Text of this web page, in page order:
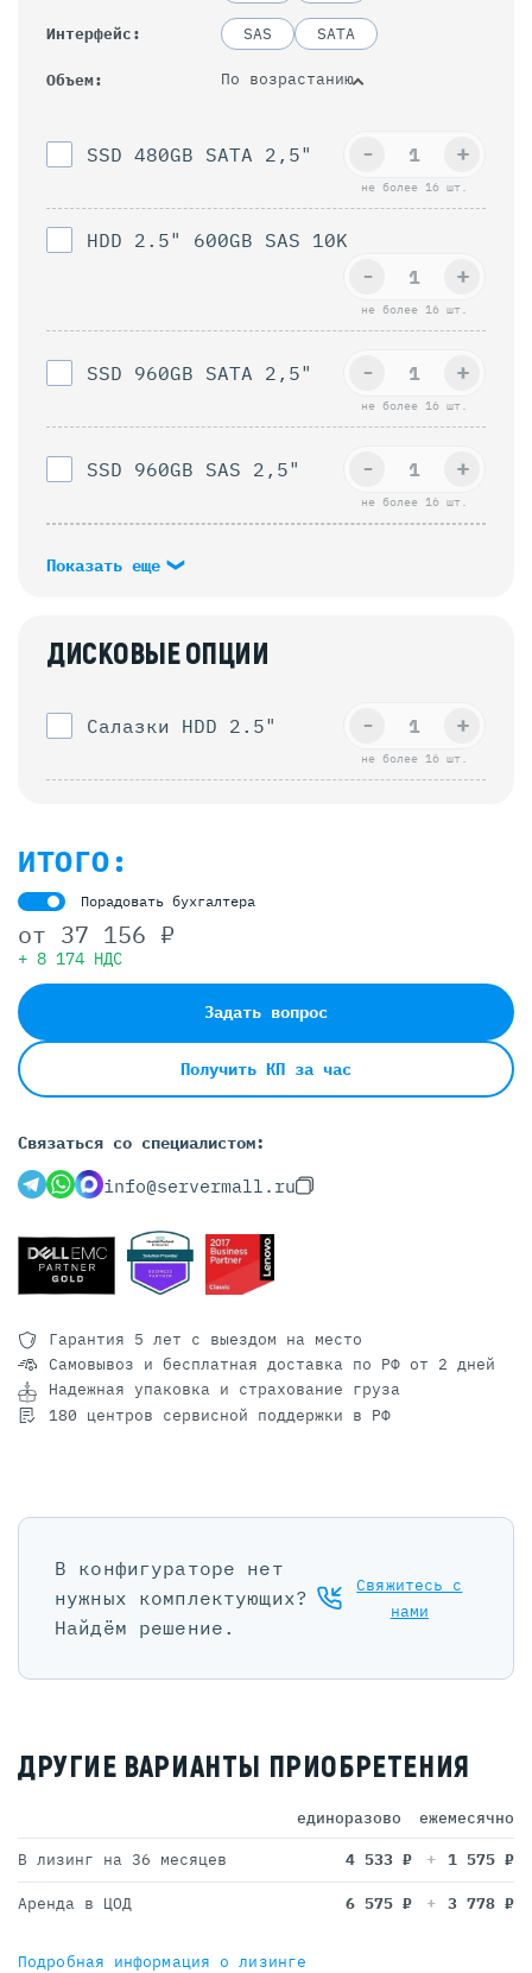
Интерфейс SAS SATA
Объем По возрастанию
SSD 480GB SATA 2,5"
не более 16 шт.
+
-
HDD 2.5" 600GB SAS 10K
не более 16 шт.
+
-
SSD 960GB SAТА 2,5"
не более 16 шт.
+
-
SSD 960GB SAS 2,5"
не более 16 шт.
+
-
Показать еще
ДИСКОВЫЕ ОПЦИИ
Салазки HDD 2.5"
не более 16 шт.
+
-
ИТОГО:
Порадовать бухгалтера
от 37 156 ₽
+ 8 174 НДС
Задать вопрос
Получить КП за час
Связаться со специалистом:
info@servermall.ru
Гарантия 5 лет с выездом на место
Самовывоз и бесплатная доставка по РФ от 2 дней
Надежная упаковка и страхование груза
180 центров сервисной поддержки в РФ
В конфигураторе нет
нужных комплектующих?
Найдём решение.
Свяжитесь с
нами
ДРУГИЕ ВАРИАНТЫ ПРИОБРЕТЕНИЯ
единоразово ежемесячно
В лизинг на 36 месяцев 4 533 ₽ 1 575 ₽
Аренда в ЦОД 6 575 ₽ 3 778 ₽
Подробная информация о лизинге